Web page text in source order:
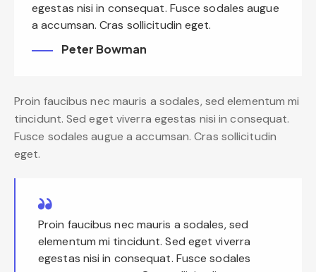
egestas nisi in consequat. Fusce sodales augue
a accumsan. Cras sollicitudin eget.
Peter Bowman
Proin faucibus nec mauris a sodales, sed elementum mi
tincidunt. Sed eget viverra egestas nisi in consequat.
Fusce sodales augue a accumsan. Cras sollicitudin
eget.
Proin faucibus nec mauris a sodales, sed
elementum mi tincidunt. Sed eget viverra
egestas nisi in consequat. Fusce sodales